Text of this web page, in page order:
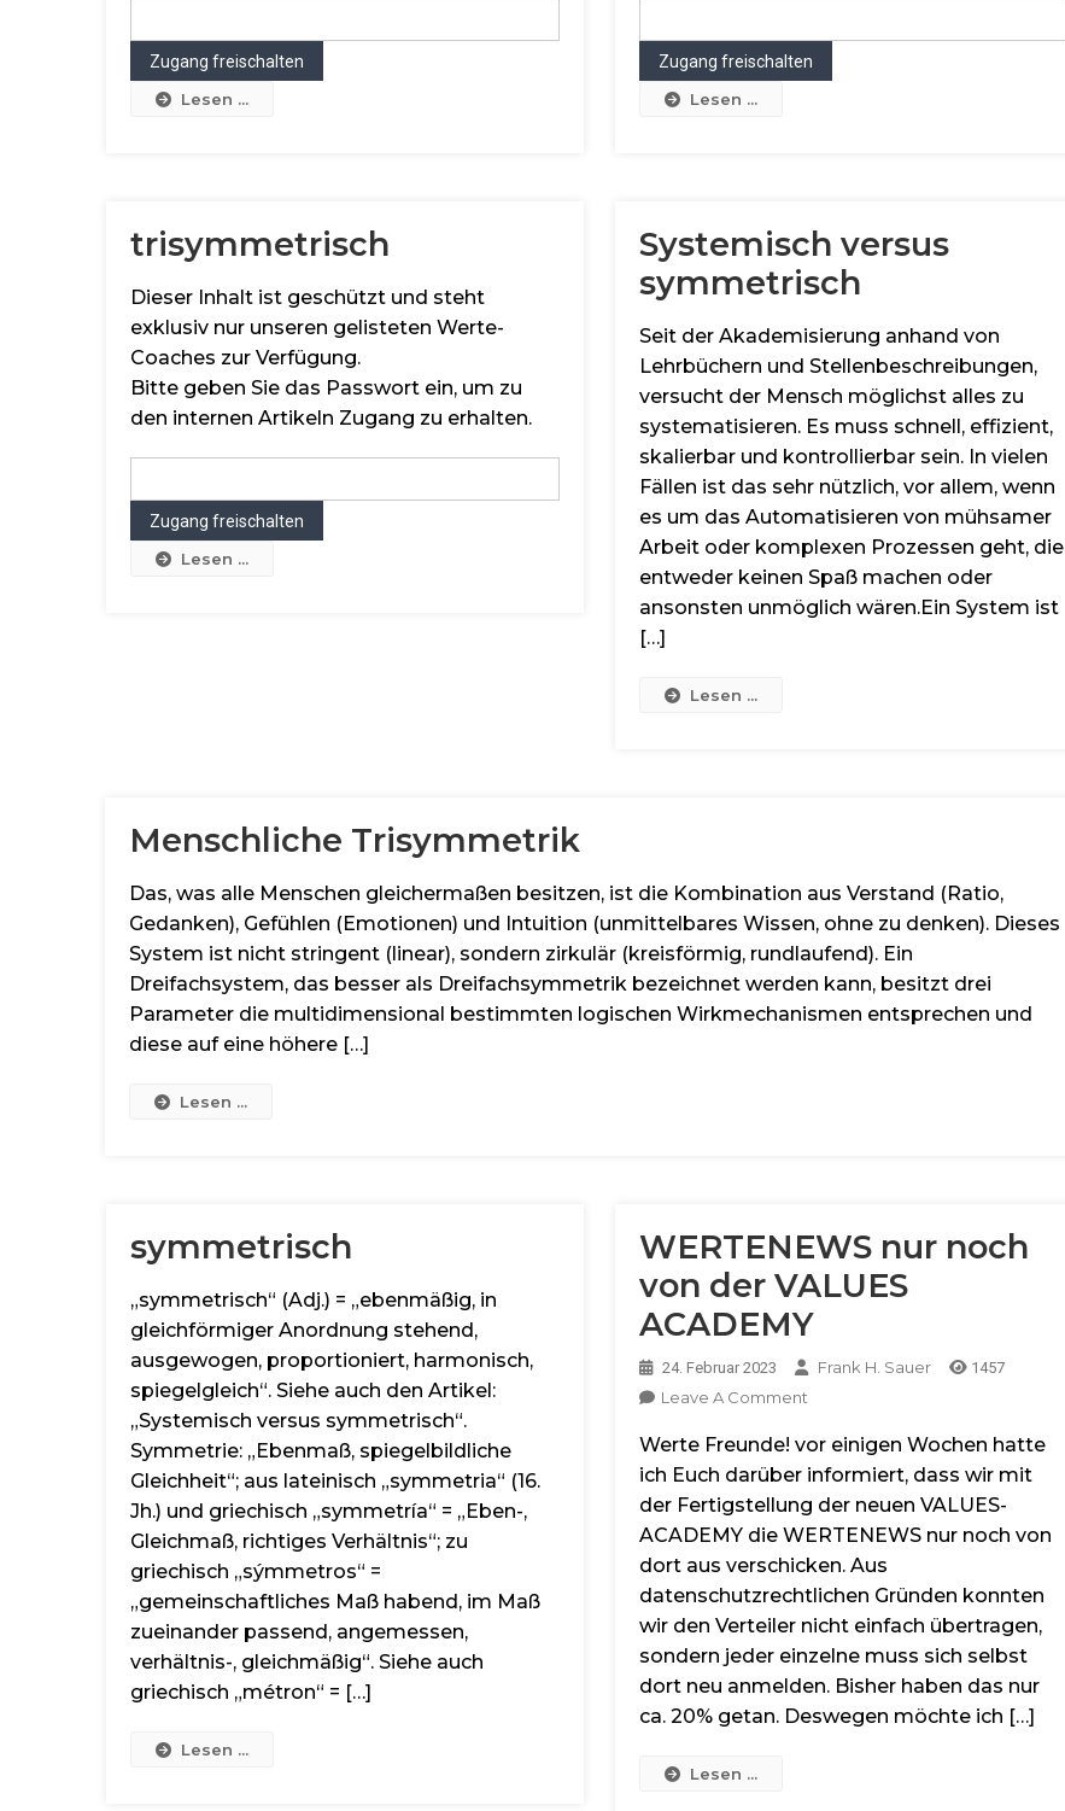
Lesen ... Lesen ...
trisymmetrisch
Dieser Inhalt ist geschützt und steht
exklusiv nur unseren gelisteten Werte-
Coaches zur Verfügung.
Bitte geben Sie das Passwort ein, um zu
den internen Artikeln Zugang zu erhalten.
Lesen ...
Systemisch versus
symmetrisch
Seit der Akademisierung anhand von
Lehrbüchern und Stellenbeschreibungen,
versucht der Mensch möglichst alles zu
systematisieren. Es muss schnell, effizient,
skalierbar und kontrollierbar sein. In vielen
Fällen ist das sehr nützlich, vor allem, wenn
es um das Automatisieren von mühsamer
Arbeit oder komplexen Prozessen geht, die
entweder keinen Spaß machen oder
ansonsten unmöglich wären.Ein System ist
[…]
Lesen ...
Menschliche Trisymmetrik
Das, was alle Menschen gleichermaßen besitzen, ist die Kombination aus Verstand (Ratio,
Gedanken), Gefühlen (Emotionen) und Intuition (unmittelbares Wissen, ohne zu denken). Dieses
System ist nicht stringent (linear), sondern zirkulär (kreisförmig, rundlaufend). Ein
Dreifachsystem, das besser als Dreifachsymmetrik bezeichnet werden kann, besitzt drei
Parameter die multidimensional bestimmten logischen Wirkmechanismen entsprechen und
diese auf eine höhere […]
Lesen ...
symmetrisch
„symmetrisch“ (Adj.) = „ebenmäßig, in
gleichförmiger Anordnung stehend,
ausgewogen, proportioniert, harmonisch,
spiegelgleich“. Siehe auch den Artikel:
„Systemisch versus symmetrisch“.
Symmetrie: „Ebenmaß, spiegelbildliche
Gleichheit“; aus lateinisch „symmetria“ (16.
Jh.) und griechisch „symmetría“ = „Eben-,
Gleichmaß, richtiges Verhältnis“; zu
griechisch „sýmmetros“ =
„gemeinschaftliches Maß habend, im Maß
zueinander passend, angemessen,
verhältnis-, gleichmäßig“. Siehe auch
griechisch „métron“ = […]
Lesen ...
WERTENEWS nur noch
von der VALUES
ACADEMY
24. Februar 2023 Frank H. Sauer 1457
Leave A CommentOn
Nur
Noch
Der
VALUES
ACADEMY
Werte Freunde! vor einigen Wochen hatte
ich Euch darüber informiert, dass wir mit
der Fertigstellung der neuen VALUES-
ACADEMY die WERTENEWS nur noch von
dort aus verschicken. Aus
datenschutzrechtlichen Gründen konnten
wir den Verteiler nicht einfach übertragen,
sondern jeder einzelne muss sich selbst
dort neu anmelden. Bisher haben das nur
ca. 20% getan. Deswegen möchte ich […]
Lesen ...